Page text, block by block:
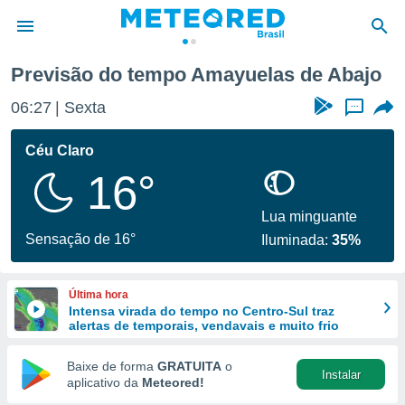
da
fornecidas
a este
das
e
forma
digital
Previsão do tempo Amayuelas de Abajo
06:27 Sexta ...
Céu Claro
16°
Sensação de 16°
Lua minguante
Iluminada:35%
Última hora
Intensa virada do tempo no Centro-Sul traz
alertas de temporais, vendavais e muito frio
Baixe de forma GRATUITA o
aplicativo da Meteored!
Instalar